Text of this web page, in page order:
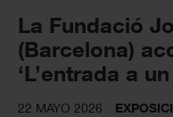
La Fundació
(Barcelona)
‘L’entrada a
22 MAYO 2026